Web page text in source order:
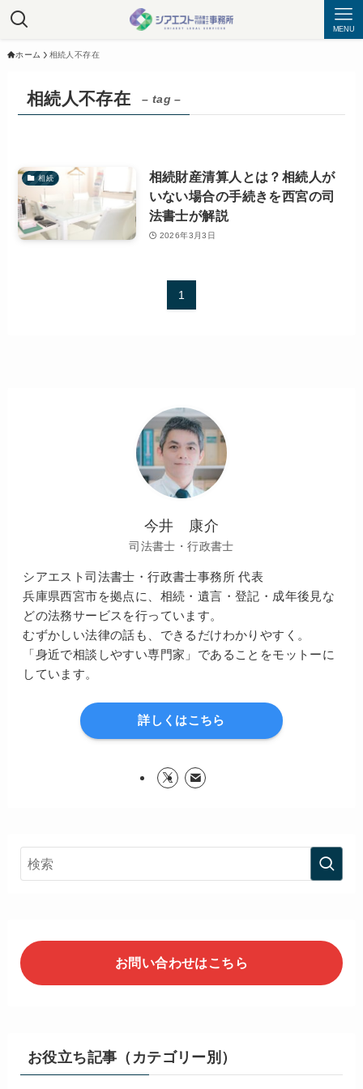
MENU
ホーム 相続人不存在
相続人不存在 – tag –
相続
相続財産清算人とは？相続人が
いない場合の手続きを西宮の司
法書士が解説
2026年3月3日
1
今井 康介
司法書士・行政書士
シアエスト司法書士・行政書士事務所 代表
兵庫県西宮市を拠点に、相続・遺言・登記・成年後見な
どの法務サービスを行っています。
むずかしい法律の話も、できるだけわかりやすく。
「身近で相談しやすい専門家」であることをモットーに
しています。
詳しくはこちら
お問い合わせはこちら
お役立ち記事（カテゴリー別）